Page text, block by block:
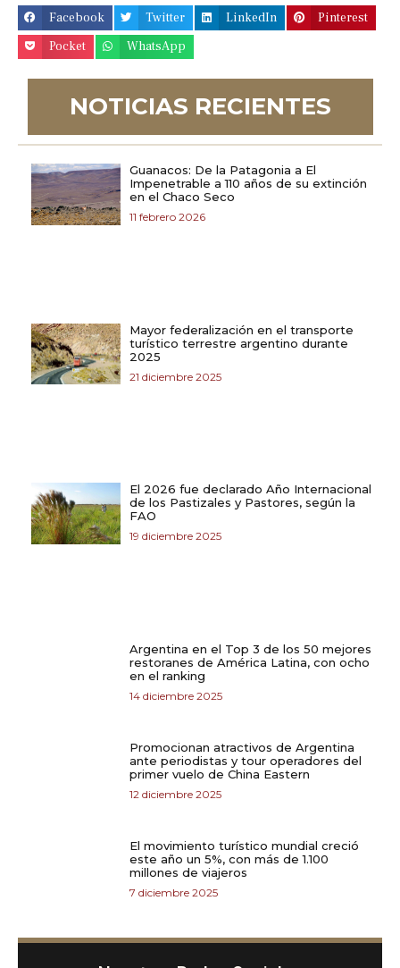
Facebook Twitter LinkedIn
Pinterest
Pocket
WhatsApp
NOTICIAS RECIENTES
Guanacos: De la Patagonia a El
Impenetrable a 110 años de su extinción
en el Chaco Seco
11 febrero 2026
Mayor federalización en el transporte
turístico terrestre argentino durante
2025
21 diciembre 2025
El 2026 fue declarado Año Internacional
de los Pastizales y Pastores, según la
FAO
19 diciembre 2025
Argentina en el Top 3 de los 50 mejores
restoranes de América Latina, con ocho
en el ranking
14 diciembre 2025
Promocionan atractivos de Argentina
ante periodistas y tour operadores del
primer vuelo de China Eastern
12 diciembre 2025
El movimiento turístico mundial creció
este año un 5%, con más de 1.100
millones de viajeros
7 diciembre 2025